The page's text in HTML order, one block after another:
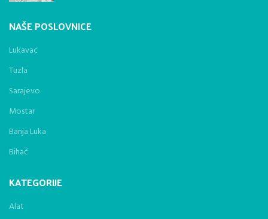
NAŠE POSLOVNICE
Lukavac
Tuzla
Sarajevo
Mostar
Banja Luka
Bihać
KATEGORIJE
Alat